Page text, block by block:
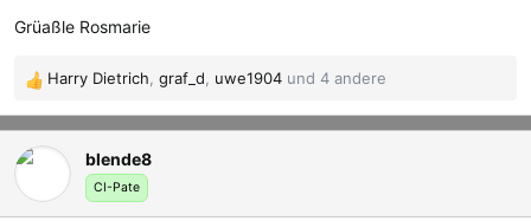
Grüaßle Rosmarie
R
e
a
k
Harry Dietrich, graf_d, uwe1904 und 4 andere
blende8
CI-Pate